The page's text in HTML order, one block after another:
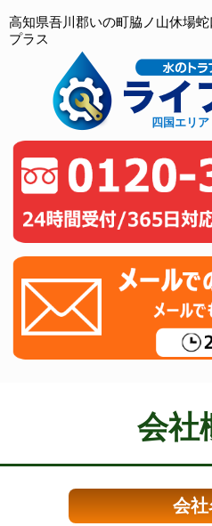
高知県吾川郡いの町脇ノ山休場
プラス
四国エリ
会社
会社